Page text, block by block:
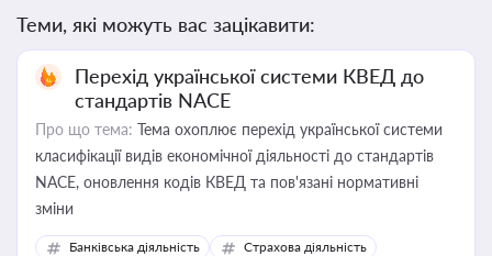
Теми, які можуть вас зацікавити:
Перехід української системи КВЕД до
стандартів NACE
Про що тема: Тема охоплює перехід української системи
класифікації видів економічної діяльності до стандартів
NACE, оновлення кодів КВЕД та пов'язані нормативні
зміни
Банківська діяльність
Страхова діяльність